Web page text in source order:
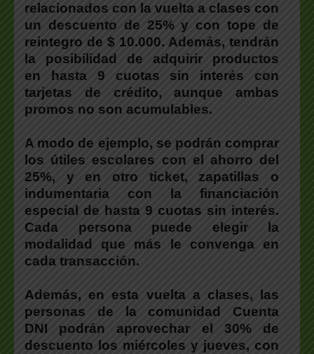
relacionados con la vuelta a clases con
un descuento de 25% y con tope de
reintegro de $ 10.000. Además, tendrán
la posibilidad de adquirir productos
en hasta 9 cuotas sin interés con
tarjetas de crédito, aunque ambas
promos no son acumulables.
A modo de ejemplo, se podrán comprar
los útiles escolares con el ahorro del
25%, y en otro ticket, zapatillas o
indumentaria con la financiación
especial de hasta 9 cuotas sin interés.
Cada persona puede elegir la
modalidad que más le convenga en
cada transacción.
Además, en esta vuelta a clases, las
personas de la comunidad Cuenta
DNI podrán aprovechar el 30% de
descuento los miércoles y jueves, con